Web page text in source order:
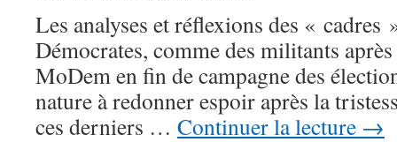
Les analyses et réflexions des « cadres
Démocrates, comme des militants
MoDem en fin de campagne des
nature à redonner espoir après la
ces derniers … Continuer la lecture →